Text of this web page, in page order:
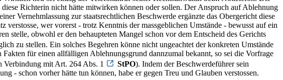
Richterin nicht hätte mitwirken können oder sollen. Der Anspruch auf Ablehnung
Vernehmlassung zur staatsrechtlichen Beschwerde ergänzte das Obergericht diese
wer vorerst - trotz Kenntnis der massgeblichen Umstände - bewusst auf ein
stelle, obwohl er den behaupteten Mangel schon vor dem Entscheid des Gerichts
zu stellen. Ein solches Begehren könne nicht ungeachtet der konkreten Umstände
für einen allfälligen Ablehnungsgrund dannzumal bekannt, so sei die Vorfrage
Verbindung mit Art. 264 Abs. 1 StPO). Indem der Beschwerdeführer sein
- schon vorher hätte tun können, habe er gegen Treu und Glauben verstossen.